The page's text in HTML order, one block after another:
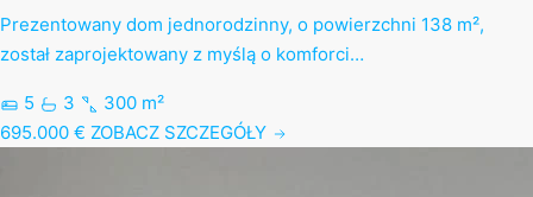
Prezentowany dom jednorodzinny, o powierzchni 138 m²,
został zaprojektowany z myślą o komforci…
5 3
300 m²
695.000 € ZOBACZ SZCZEGÓŁY